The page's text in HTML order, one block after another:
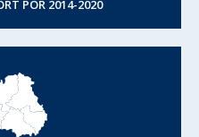
POR 2014-2020